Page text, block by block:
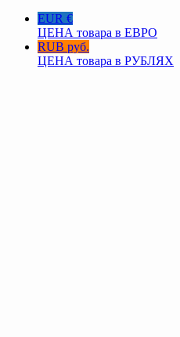
EUR €
ЦЕНА товара в ЕВРО
RUB руб.
ЦЕНА товара в РУБЛЯХ